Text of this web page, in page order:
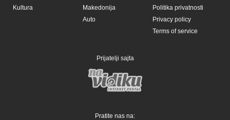
Kultura
Makedonija
Auto
Politika privatnosti
Privacy policy
Terms of service
Prijatelji sajta
Pratite nas na: